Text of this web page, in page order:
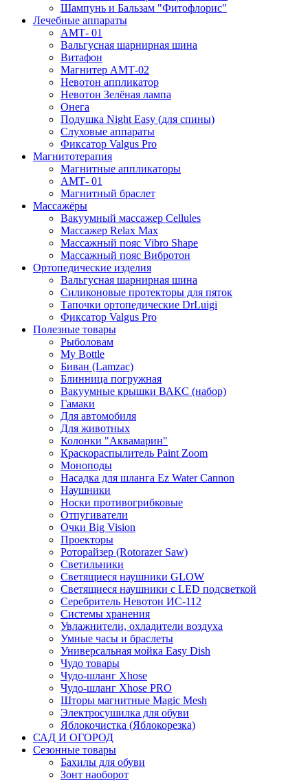
Шампунь и Бальзам "Фитофлорис"
Лечебные аппараты
АМТ- 01
Вальгусная шарнирная шина
Витафон
Магнитер АМТ-02
Невотон аппликатор
Невотон Зелёная лампа
Онега
Подушка Night Easy (для спины)
Слуховые аппараты
Фиксатор Valgus Pro
Магнитотерапия
Магнитные аппликаторы
АМТ- 01
Магнитный браслет
Массажёры
Вакуумный массажер Cellules
Массажер Relax Max
Массажный пояс Vibro Shape
Массажный пояс Вибротон
Ортопедические изделия
Вальгусная шарнирная шина
Силиконовые протекторы для пяток
Тапочки ортопедические DrLuigi
Фиксатор Valgus Pro
Полезные товары
Рыболовам
My Bottle
Биван (Lamzac)
Блинница погружная
Вакуумные крышки ВАКС (набор)
Гамаки
Для автомобиля
Для животных
Колонки "Аквамарин"
Краскораспылитель Paint Zoom
Моноподы
Насадка для шланга Ez Water Cannon
Наушники
Носки противогрибковые
Отпугиватели
Очки Big Vision
Проекторы
Роторайзер (Rotorazer Saw)
Светильники
Светящиеся наушники GLOW
Светящиеся наушники с LED подсветкой
Серебритель Невотон ИС-112
Системы хранения
Увлажнители, охладители воздуха
Умные часы и браслеты
Универсальная мойка Easy Dish
Чудо товары
Чудо-шланг Xhose
Чудо-шланг Xhose PRO
Шторы магнитные Magic Mesh
Электросушилка для обуви
Яблокочистка (Яблокорезка)
САД И ОГОРОД
Сезонные товары
Бахилы для обуви
Зонт наоборот